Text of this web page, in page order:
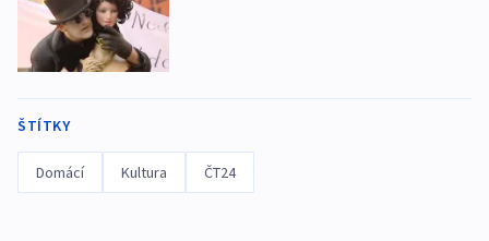
ŠTÍTKY
Domácí Kultura ČT24